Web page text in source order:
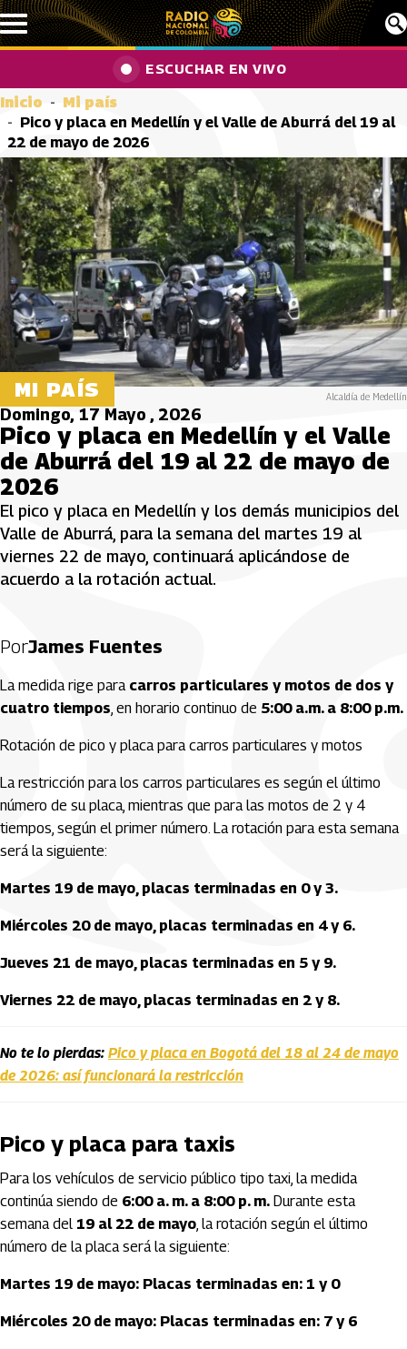
Pasar al contenido principal
ESCUCHAR EN VIVO
Inicio
Mi país
Pico y placa en Medellín y el Valle de Aburrá del 19 al
22 de mayo de 2026
MI PAÍS Alcaldía de Medellín
Domingo, 17 Mayo , 2026
Pico y placa en Medellín y el Valle
de Aburrá del 19 al 22 de mayo de
2026
El pico y placa en Medellín y los demás municipios del
Valle de Aburrá, para la semana del martes 19 al
viernes 22 de mayo, continuará aplicándose de
acuerdo a la rotación actual.
PorJames Fuentes
La medida rige para carros particulares y motos de dos y
cuatro tiempos, en horario continuo de 5:00 a.m. a 8:00 p.m.
Rotación de pico y placa para carros particulares y motos
La restricción para los carros particulares es según el último
número de su placa, mientras que para las motos de 2 y 4
tiempos, según el primer número. La rotación para esta semana
será la siguiente:
Martes 19 de mayo, placas terminadas en 0 y 3.
Miércoles 20 de mayo, placas terminadas en 4 y 6.
Jueves 21 de mayo, placas terminadas en 5 y 9.
Viernes 22 de mayo, placas terminadas en 2 y 8.
No te lo pierdas: Pico y placa en Bogotá del 18 al 24 de mayo
de 2026: así funcionará la restricción
Pico y placa para taxis
Para los vehículos de servicio público tipo taxi, la medida
continúa siendo de 6:00 a. m. a 8:00 p. m. Durante esta
semana del 19 al 22 de mayo, la rotación según el último
número de la placa será la siguiente:
Martes 19 de mayo: Placas terminadas en: 1 y 0
Miércoles 20 de mayo: Placas terminadas en: 7 y 6